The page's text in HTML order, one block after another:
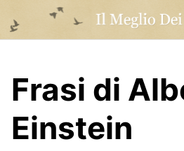
content
Frasi di
Einstein